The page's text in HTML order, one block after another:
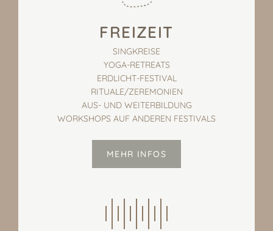
FREIZEIT
SINGKREISE
YOGA-RETREATS
ERDLICHT-FESTIVAL
RITUALE/ZEREMONIEN
AUS- UND WEITERBILDUNG
WORKSHOPS AUF ANDEREN FESTIVALS
MEHR INFOS